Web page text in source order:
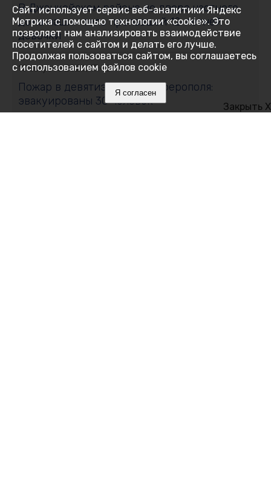
В Джанкойском районе во дворе частного
дома нашли тело пропавшей 12-летней
девочки
10 августа 2026, 17:46
Пожар в девятиэтажке Симферополя:
эвакуированы 30 человек
Закрыть X
Сайт использует сервис веб-аналитики Яндекс
Метрика с помощью технологии «cookie». Это
позволяет нам анализировать взаимодействие
посетителей с сайтом и делать его лучше.
Продолжая пользоваться сайтом, вы соглашаетесь
с использованием файлов cookie
Я согласен